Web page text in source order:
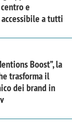
e
a tutti
Boost”, la
trasforma il
dei brand in